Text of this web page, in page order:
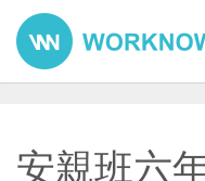
安親班六